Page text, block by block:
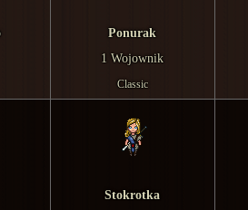
Ponurak
1 Wojownik
Classic
Stokrotka